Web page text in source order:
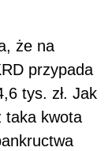
że na
przypada
tys. zł. Jak
taka kwota